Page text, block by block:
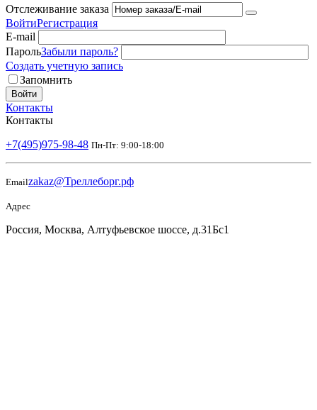
Отслеживание заказа
ВойтиРегистрация
E-mail
ПарольЗабыли пароль?
Создать учетную запись
Запомнить
Войти
Контакты
Контакты
+7(495)975-98-48 Пн-Пт: 9:00-18:00
Emailzakaz@Треллеборг.рф
Адрес
Россия, Москва, Алтуфьевское шоссе, д.31Бс1